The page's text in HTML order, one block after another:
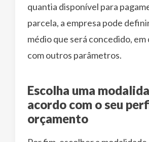
quantia disponível para
parcela, a empresa pode
médio que será concedido,
com outros parâmetros.
Escolha uma
acordo com o seu
orçamento